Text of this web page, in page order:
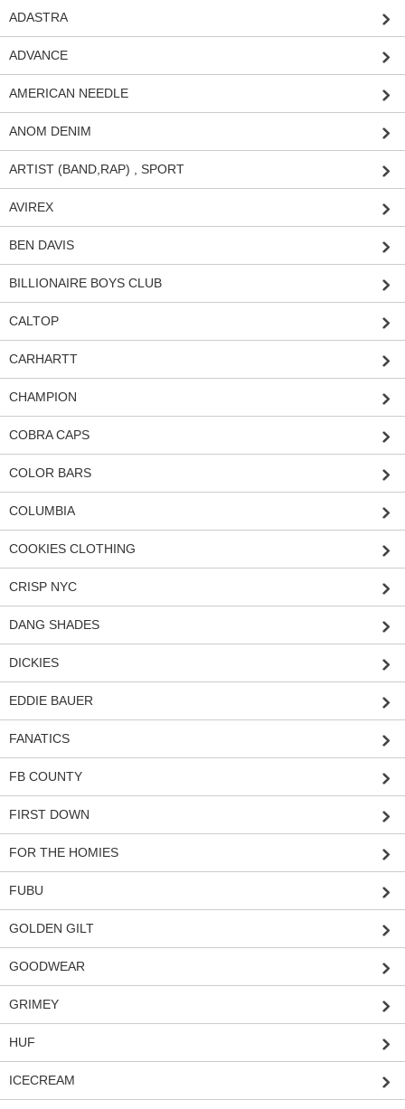
ADASTRA
ADVANCE
AMERICAN NEEDLE
ANOM DENIM
ARTIST (BAND,RAP) , SPORT
AVIREX
BEN DAVIS
BILLIONAIRE BOYS CLUB
CALTOP
CARHARTT
CHAMPION
COBRA CAPS
COLOR BARS
COLUMBIA
COOKIES CLOTHING
CRISP NYC
DANG SHADES
DICKIES
EDDIE BAUER
FANATICS
FB COUNTY
FIRST DOWN
FOR THE HOMIES
FUBU
GOLDEN GILT
GOODWEAR
GRIMEY
HUF
ICECREAM